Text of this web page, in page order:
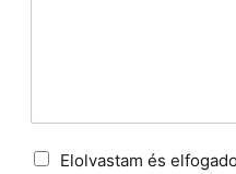
Elolvastam és